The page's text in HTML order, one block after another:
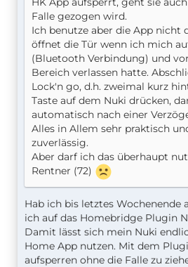
Falle gezogen wird.
Ich benutze aber die App nicht
öffnet die Tür wenn ich mich
(Bluetooth Verbindung) und
Bereich verlassen hatte.
Lock'n go, d.h. zweimal kurz
Taste auf dem Nuki drücken,
automatisch nach einer
Alles in Allem sehr praktisch
zuverlässig.
Aber darf ich das überhaupt
Rentner (72)
Hab ich bis letztes Wochenende
ich auf das Homebridge Plugin
Damit lässt sich mein Nuki
Home App nutzen. Mit dem
aufsperren ohne die Falle zu